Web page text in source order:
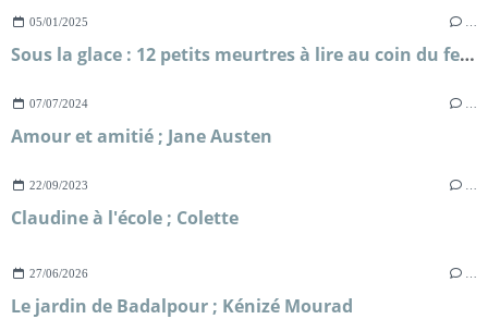
05/01/2025
Sous la glace : 12 petits meurtres à lire au coin du feu ; Agatha Christie
07/07/2024
Amour et amitié ; Jane Austen
22/09/2023
Claudine à l'école ; Colette
27/06/2026
Le jardin de Badalpour ; Kénizé Mourad